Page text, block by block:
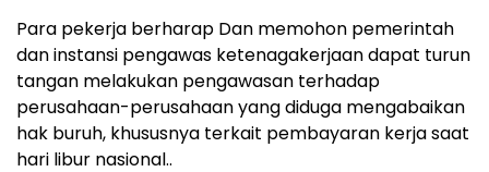
‎‎Para pekerja berharap Dan memohon pemerintah
dan instansi pengawas ketenagakerjaan dapat turun
tangan melakukan pengawasan terhadap
perusahaan-perusahaan yang diduga mengabaikan
hak buruh, khususnya terkait pembayaran kerja saat
hari libur nasional..